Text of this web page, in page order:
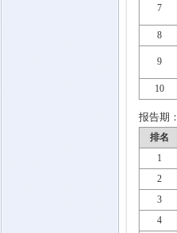
7
8
9
10
报告期：
排名
1
2
3
4